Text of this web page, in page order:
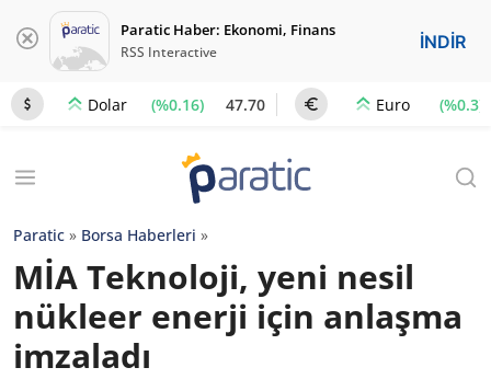
Paratic Haber: Ekonomi, Finans
RSS Interactive İNDİR
Dolar (%0.16) 47.70 Euro (%0.3)
Paratic » Borsa Haberleri »
MİA Teknoloji, yeni nesil
nükleer enerji için anlaşma
imzaladı